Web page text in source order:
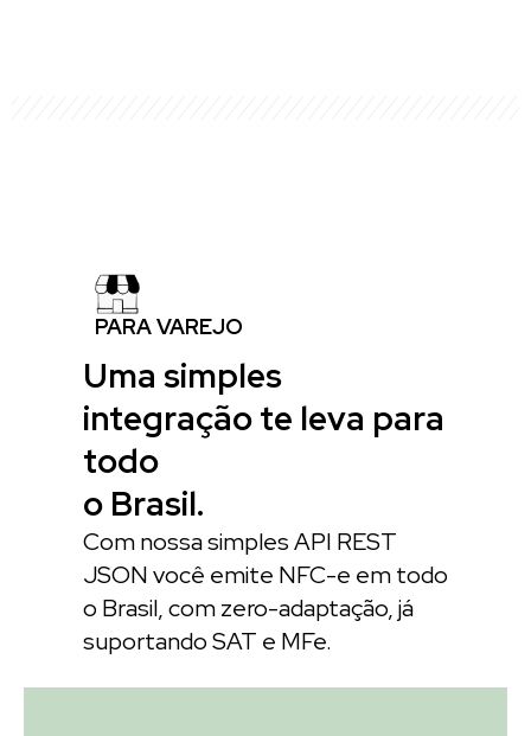
PARA VAREJO
Uma simples
integração te leva para
todo
o Brasil.
Com nossa simples API REST
JSON você emite NFC-e em todo
o Brasil, com zero-adaptação, já
suportando SAT e MFe.